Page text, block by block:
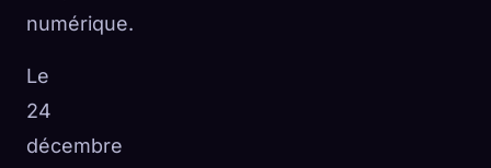
numérique.
Le
24
décembre